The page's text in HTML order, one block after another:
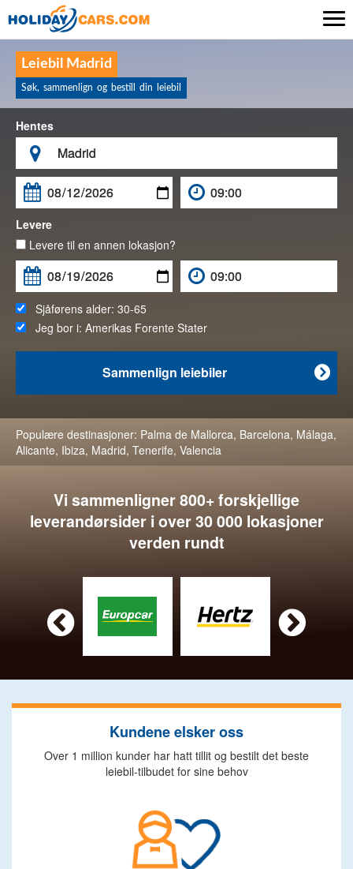
Leiebil Madrid
Søk, sammenlign og bestill din leiebil
Hentes


Levere
Levere til en annen lokasjon?
Sjåførens alder: 30-65
Jeg bor i: Amerikas Forente Stater

Sammenlign leiebiler
Populære destinasjoner: Palma de Mallorca, Barcelona, Málaga,
Alicante, Ibiza, Madrid, Tenerife, Valencia
Vi sammenligner 800+ forskjellige
leverandørsider i over 30 000 lokasjoner
verden rundt
 
Kundene elsker oss
Over 1 million kunder har hatt tillit og bestilt det beste
leiebil-tilbudet for sine behov